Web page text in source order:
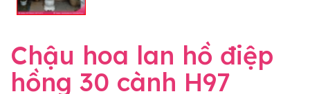
Chậu hoa lan hồ điệp
hồng 30 cành H97